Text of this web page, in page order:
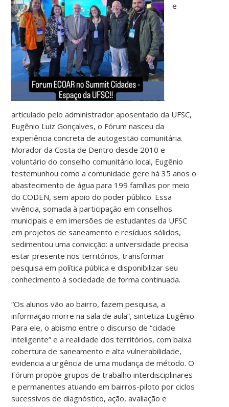
e
articulado pelo administrador aposentado da UFSC,
Eugênio Luiz Gonçalves, o Fórum nasceu da
experiência concreta de autogestão comunitária.
Morador da Costa de Dentro desde 2010 e
voluntário do conselho comunitário local, Eugênio
testemunhou como a comunidade gere há 35 anos o
abastecimento de água para 199 famílias por meio
do CODEN, sem apoio do poder público. Essa
vivência, somada à participação em conselhos
municipais e em imersões de estudantes da UFSC
em projetos de saneamento e resíduos sólidos,
sedimentou uma convicção: a universidade precisa
estar presente nos territórios, transformar
pesquisa em política pública e disponibilizar seu
conhecimento à sociedade de forma continuada.
“Os alunos vão ao bairro, fazem pesquisa, a
informação morre na sala de aula”, sintetiza Eugênio.
Para ele, o abismo entre o discurso de “cidade
inteligente” e a realidade dos territórios, com baixa
cobertura de saneamento e alta vulnerabilidade,
evidencia a urgência de uma mudança de método. O
Fórum propõe grupos de trabalho interdisciplinares
e permanentes atuando em bairros-piloto por ciclos
sucessivos de diagnóstico, ação, avaliação e